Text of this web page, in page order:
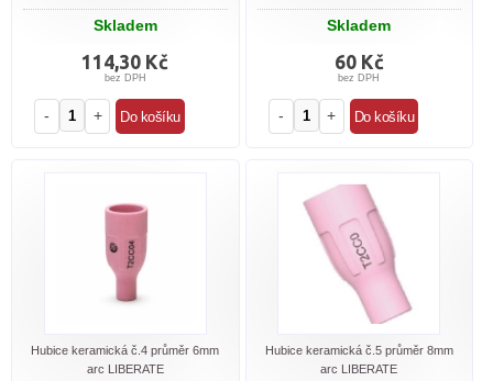
Skladem
114,30 Kč
bez DPH
- +
Skladem
60 Kč
bez DPH
- +
Hubice keramická č.4 průměr 6mm
arc LIBERATE
Hubice keramická č.5 průměr 8mm
arc LIBERATE